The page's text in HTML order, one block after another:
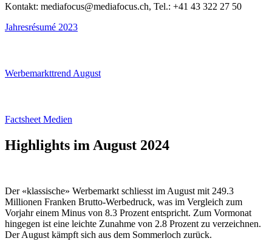
Kontakt: mediafocus@mediafocus.ch, Tel.: +41 43 322 27 50
Jahresrésumé 2023
Werbemarkttrend August
Factsheet Medien
Highlights im August 2024
Der «klassische» Werbemarkt schliesst im August mit 249.3
Millionen Franken Brutto-Werbedruck, was im Vergleich zum
Vorjahr einem Minus von 8.3 Prozent entspricht. Zum Vormonat
hingegen ist eine leichte Zunahme von 2.8 Prozent zu verzeichnen.
Der August kämpft sich aus dem Sommerloch zurück.